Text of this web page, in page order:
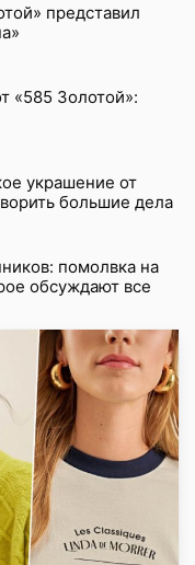
представил
«585 Золотой»:
украшение от
большие дела
помолвка на
обсуждают все